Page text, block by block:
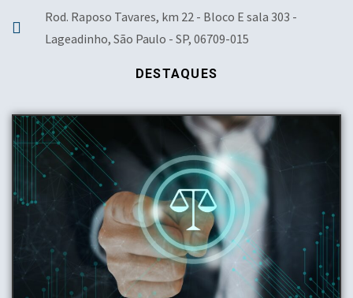
Rod. Raposo Tavares, km 22 - Bloco E sala 303 -
Lageadinho, São Paulo - SP, 06709-015
DESTAQUES